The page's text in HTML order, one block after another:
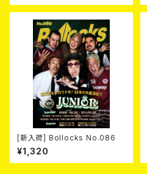
[新入荷] Bollocks No.086
¥1,320